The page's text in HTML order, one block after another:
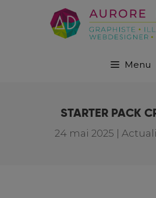
Menu
STARTER PACK
24 mai 2025